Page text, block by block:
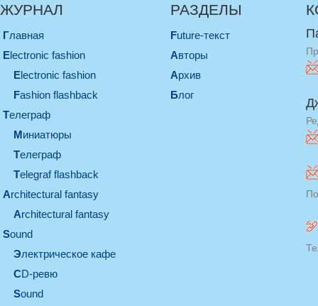
ЖУРНАЛ
Главная
electronic fashion
electronic fashion
Fashion flashback
телеграф
миниатюры
телеграф
Telegraf flashback
architectural fantasy
architectural fantasy
sound
электрическое кафе
CD-ревю
sound
РАЗДЕЛЫ
Future-текст
Авторы
Архив
Блог